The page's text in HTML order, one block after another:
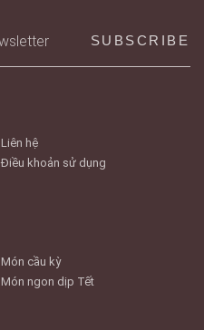
Liên hệ
Điều khoản sử dụng
Món cầu kỳ
Món ngon dịp Tết